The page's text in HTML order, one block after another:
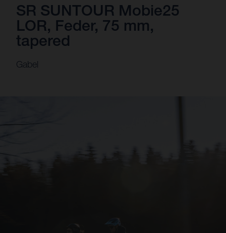
SR SUNTOUR Mobie25
LOR, Feder, 75 mm,
tapered
Gabel